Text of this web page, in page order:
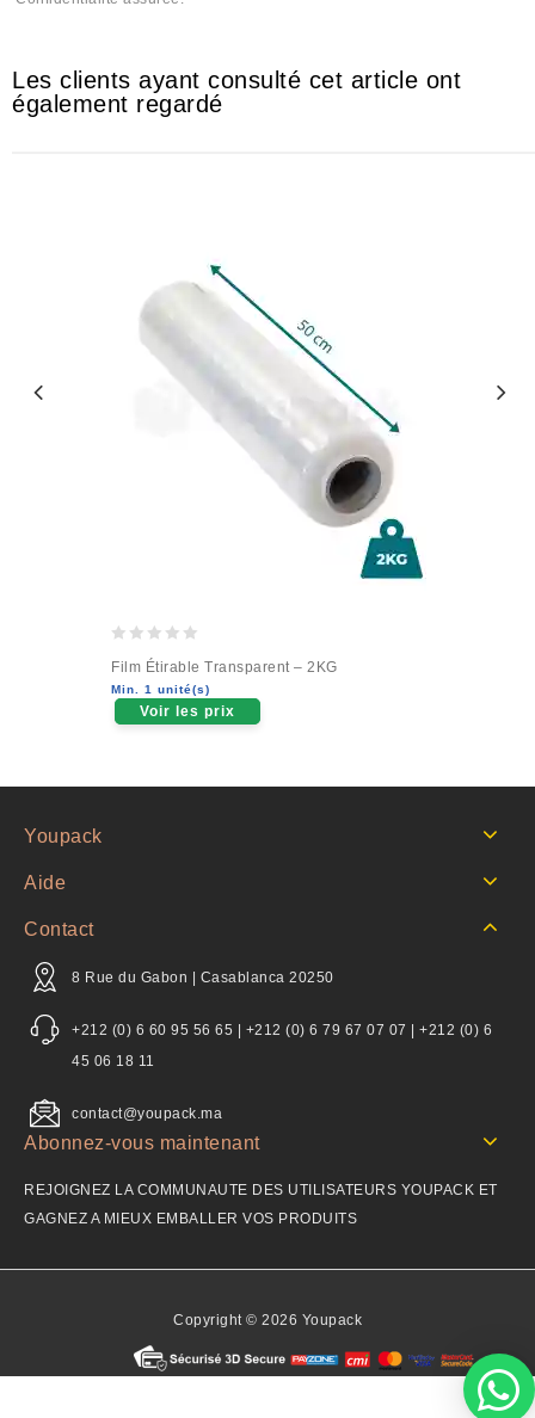
Les clients ayant consulté cet article ont
également regardé
out
of
5
Film Étirable Transparent – 2KG
Min. 1 unité(s)
Voir les prix
Youpack
Aide
Contact
8 Rue du Gabon | Casablanca 20250
+212 (0) 6 60 95 56 65 | +212 (0) 6 79 67 07 07 | +212 (0) 6
45 06 18 11
contact@youpack.ma
Abonnez-vous maintenant
REJOIGNEZ LA COMMUNAUTE DES UTILISATEURS YOUPACK ET
GAGNEZ A MIEUX EMBALLER VOS PRODUITS
Copyright © 2026 Youpack